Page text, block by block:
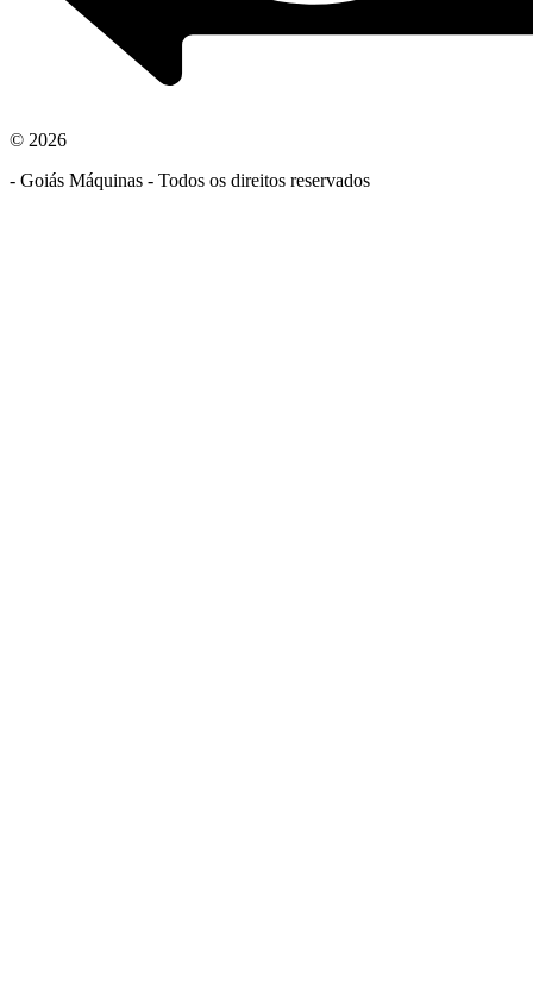
© 2026
- Goiás Máquinas - Todos os direitos reservados